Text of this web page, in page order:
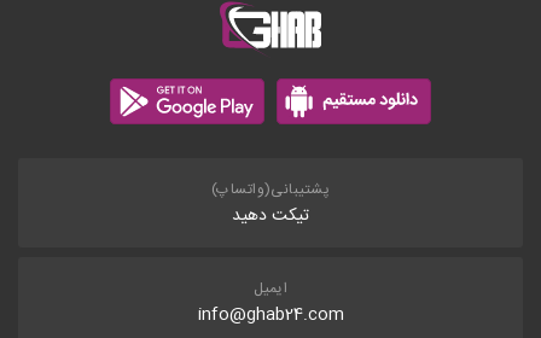
پشتیبانی(واتساپ)
تیکت دهید
ایمیل
info@ghab24.com